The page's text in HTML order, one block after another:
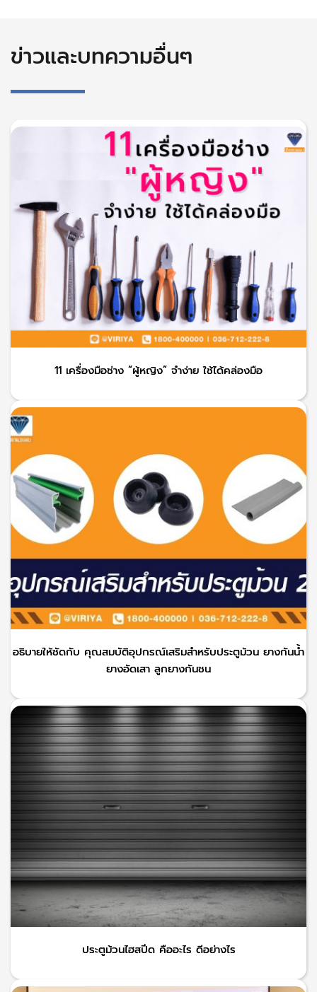
ข่าวและบทความอื่นๆ
11 เครื่องมือช่าง “ผู้หญิง” จำง่าย ใช้ได้คล่องมือ
อธิบายให้ชัดกับ คุณสมบัติอุปกรณ์เสริมสำหรับประตูม้วน ยางกันน้ำ
ยางอัดเสา ลูกยางกันชน
ประตูม้วนไฮสปีด คืออะไร ดีอย่างไร